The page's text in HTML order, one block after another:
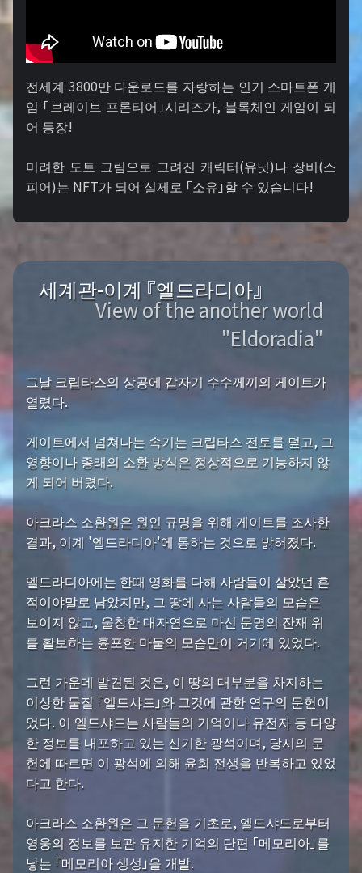
전세계 3800만 다운로드를 자랑하는 인기 스마트폰 게
임 「브레이브 프론티어」시리즈가, 블록체인 게임이 되
어 등장!
미려한 도트 그림으로 그려진 캐릭터(유닛)나 장비(스
피어)는 NFT가 되어 실제로 「소유」할 수 있습니다!
세계관-이계 『엘드라디아』
View of the another world
"Eldoradia"
그날 크립타스의 상공에 갑자기 수수께끼의 게이트가
열렸다.
게이트에서 넘쳐나는 속기는 크립타스 전토를 덮고, 그
영향이나 종래의 소환 방식은 정상적으로 기능하지 않
게 되어 버렸다.
아크라스 소환원은 원인 규명을 위해 게이트를 조사한
결과, 이계 '엘드라디아'에 통하는 것으로 밝혀졌다.
엘드라디아에는 한때 영화를 다해 사람들이 살았던 흔
적이야말로 남았지만, 그 땅에 사는 사람들의 모습은
보이지 않고, 울창한 대자연으로 마신 문명의 잔재 위
를 활보하는 흉포한 마물의 모습만이 거기에 있었다.
그런 가운데 발견된 것은, 이 땅의 대부분을 차지하는
이상한 물질 「엘드샤드」와 그것에 관한 연구의 문헌이
었다. 이 엘드샤드는 사람들의 기억이나 유전자 등 다양
한 정보를 내포하고 있는 신기한 광석이며, 당시의 문
헌에 따르면 이 광석에 의해 윤회 전생을 반복하고 있었
다고 한다.
아크라스 소환원은 그 문헌을 기초로, 엘드샤드로부터
영웅의 정보를 보관 유지한 기억의 단편 「메모리아」를
낳는 「메모리아 생성」을 개발.